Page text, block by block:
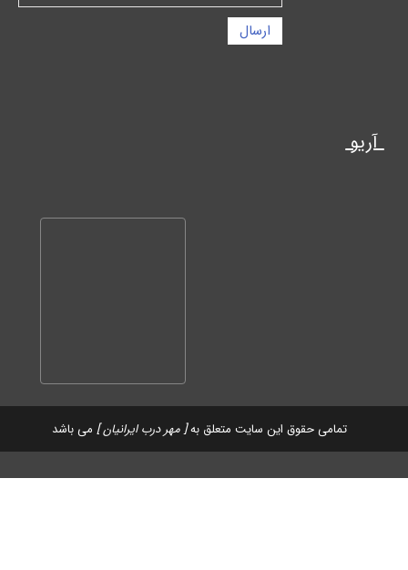
ارسال
تمامی حقوق این سایت متعلق به[ مهر درب ایرانیان ] می باشد
آریو